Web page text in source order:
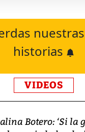
historias
VIDEOS
Botero: ‘Si la